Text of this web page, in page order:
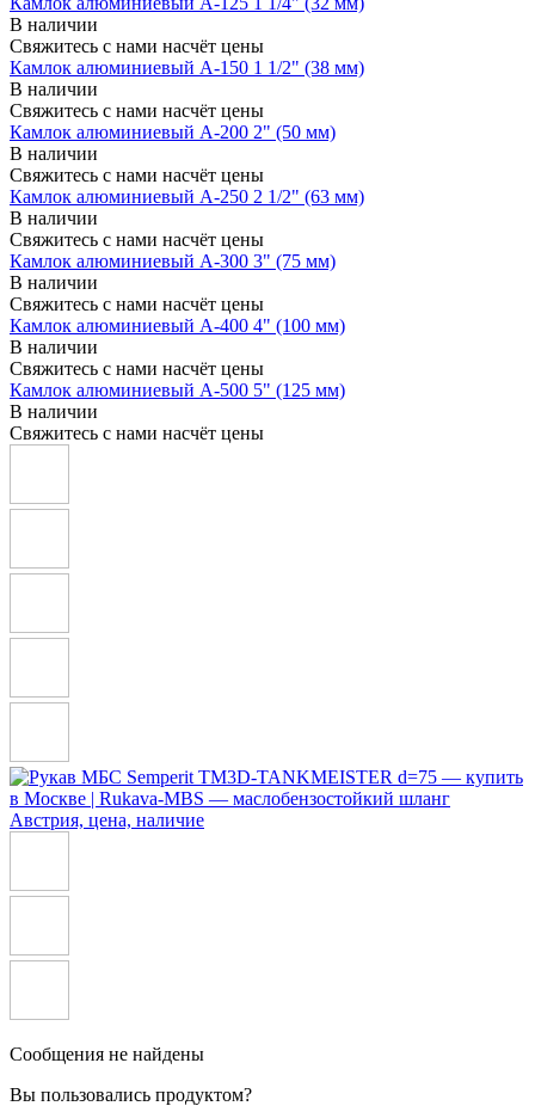
В наличии
Свяжитесь с нами насчёт цены
Камлок алюминиевый A-150 1 1/2" (38 мм)
В наличии
Свяжитесь с нами насчёт цены
Камлок алюминиевый A-200 2" (50 мм)
В наличии
Свяжитесь с нами насчёт цены
Камлок алюминиевый A-250 2 1/2" (63 мм)
В наличии
Свяжитесь с нами насчёт цены
Камлок алюминиевый A-300 3" (75 мм)
В наличии
Свяжитесь с нами насчёт цены
Камлок алюминиевый A-400 4" (100 мм)
В наличии
Свяжитесь с нами насчёт цены
Камлок алюминиевый A-500 5" (125 мм)
В наличии
Свяжитесь с нами насчёт цены
Сообщения не найдены
Вы пользовались продуктом?